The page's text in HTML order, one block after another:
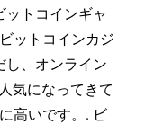
ットコインギャ
ットコインカジ
し、オンライン
気になってきて
高いです。. ビ